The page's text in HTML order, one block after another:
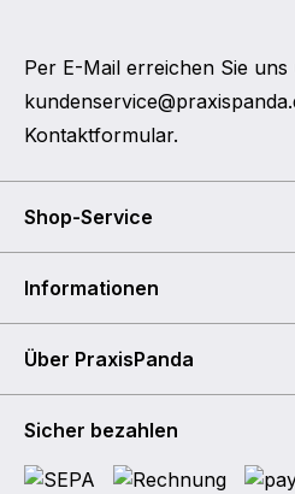
Per E-Mail erreichen Sie uns
Kontaktformular.
Shop-Service
Informationen
Über PraxisPanda
Sicher bezahlen